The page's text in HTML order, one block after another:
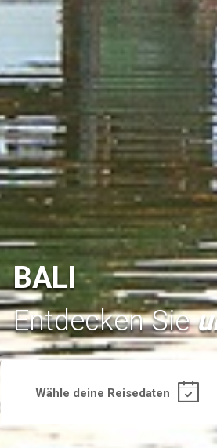
BALI
Entdecken Sie